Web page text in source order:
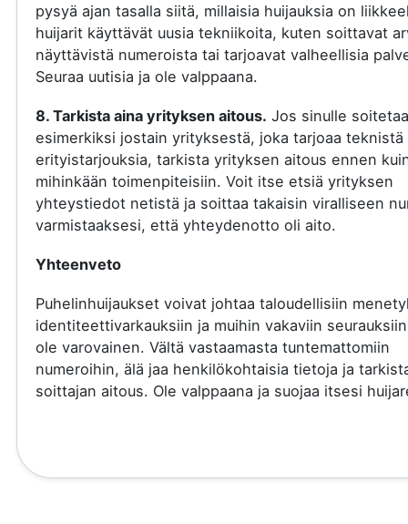
pysyä ajan tasalla siitä, millaisia huijauksia on
huijarit käyttävät uusia tekniikoita, kuten soittavat
näyttävistä numeroista tai tarjoavat valheellisia
Seuraa uutisia ja ole valppaana.
8. Tarkista aina yrityksen aitous. Jos sinulle
esimerkiksi jostain yrityksestä, joka tarjoaa teknistä
erityistarjouksia, tarkista yrityksen aitous ennen
mihinkään toimenpiteisiin. Voit itse etsiä yrityksen
yhteystiedot netistä ja soittaa takaisin viralliseen
varmistaaksesi, että yhteydenotto oli aito.
Yhteenveto
Puhelinhuijaukset voivat johtaa taloudellisiin
identiteettivarkauksiin ja muihin vakaviin
ole varovainen. Vältä vastaamasta tuntemattomiin
numeroihin, älä jaa henkilökohtaisia tietoja ja
soittajan aitous. Ole valppaana ja suojaa itsesi